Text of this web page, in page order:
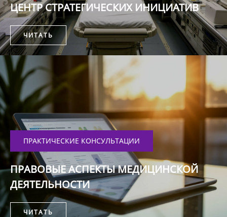
ЦЕНТР СТРАТЕГИЧЕСКИХ ИНИЦИАТИВ
ЧИТАТЬ
ПРАКТИЧЕСКИЕ КОНСУЛЬТАЦИИ
ПРАВОВЫЕ АСПЕКТЫ МЕДИЦИНСКОЙ
ДЕЯТЕЛЬНОСТИ
ЧИТАТЬ